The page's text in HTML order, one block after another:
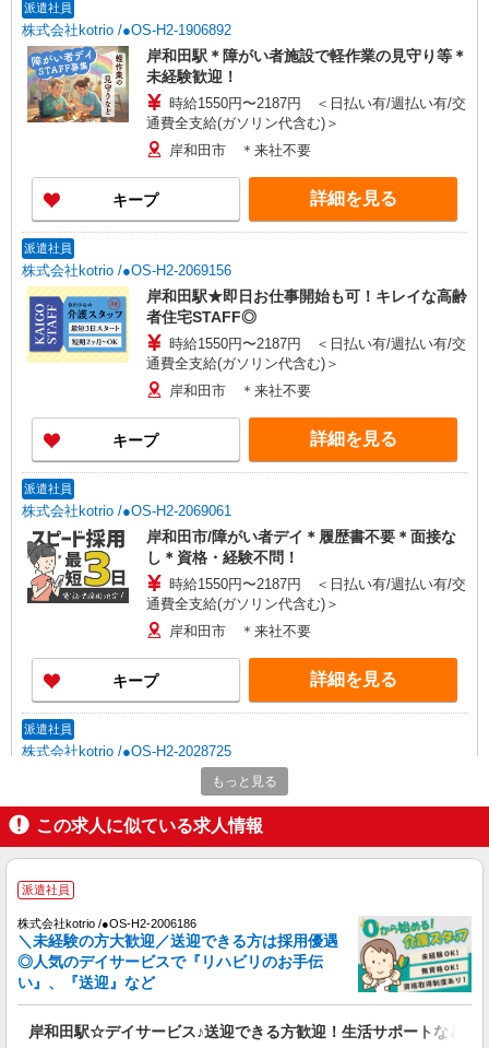
派遣社員
株式会社kotrio /●OS-H2-1906892
岸和田駅＊障がい者施設で軽作業の見守り等＊
未経験歓迎！
時給1550円〜2187円 ＜日払い有/週払い有/交
通費全支給(ガソリン代含む)＞
岸和田市 ＊来社不要
キープ 詳細を見る
派遣社員
株式会社kotrio /●OS-H2-2069156
岸和田駅★即日お仕事開始も可！キレイな高齢
者住宅STAFF◎
時給1550円〜2187円 ＜日払い有/週払い有/交
通費全支給(ガソリン代含む)＞
岸和田市 ＊来社不要
キープ 詳細を見る
派遣社員
株式会社kotrio /●OS-H2-2069061
岸和田市/障がい者デイ＊履歴書不要＊面接な
し＊資格・経験不問！
時給1550円〜2187円 ＜日払い有/週払い有/交
通費全支給(ガソリン代含む)＞
岸和田市 ＊来社不要
キープ 詳細を見る
派遣社員
株式会社kotrio /●OS-H2-2028725
岸和田駅｜障がい者支援員≪残業なし◎週3
日〜シフト相談OK！≫
時給1550円〜2187円 ＜日払い有/週払い有/交
通費全支給(ガソリン代含む)＞
キープ 詳細を見る
派遣社員
株式会社kotrio /●OS-H2-1952744
障がい者支援員◎
もっと見る
この求人に似ている求人情報
派遣社員
株式会社kotrio /●OS-H2-2006186
＼未経験の方大歓迎／送迎できる方は採用優遇
◎人気のデイサービスで『リハビリのお手伝
い』、『送迎』など
岸和田駅☆デイサービス♪送迎できる方歓迎！生活サポートなど